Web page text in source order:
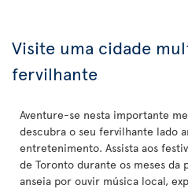
Visite uma cidade
fervilhante
Aventure-se nesta importante
descubra o seu fervilhante lado
entretenimento. Assista aos
de Toronto durante os meses da
anseia por ouvir música local,